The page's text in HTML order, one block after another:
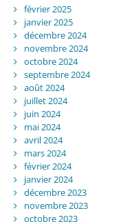
février 2025
janvier 2025
décembre 2024
novembre 2024
octobre 2024
septembre 2024
août 2024
juillet 2024
juin 2024
mai 2024
avril 2024
mars 2024
février 2024
janvier 2024
décembre 2023
novembre 2023
octobre 2023